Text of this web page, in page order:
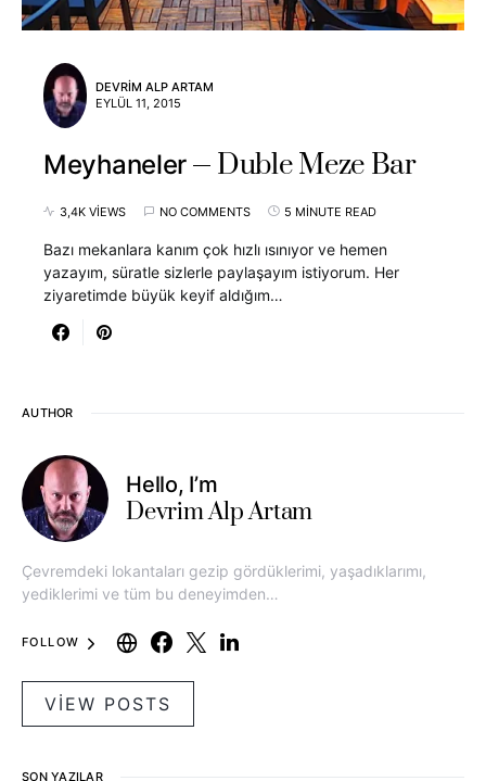
DEVRIM ALP ARTAM
EYLÜL 11, 2015
Meyhaneler Duble Meze Bar
3,4K VIEWS NO COMMENTS 5 MINUTE READ
Bazı mekanlara kanım çok hızlı ısınıyor ve hemen
yazayım, süratle sizlerle paylaşayım istiyorum. Her
ziyaretimde büyük keyif aldığım…
AUTHOR
Hello, I’m
Devrim Alp Artam
Çevremdeki lokantaları gezip gördüklerimi, yaşadıklarımı,
yediklerimi ve tüm bu deneyimden…
FOLLOW
VIEW POSTS
SON YAZILAR